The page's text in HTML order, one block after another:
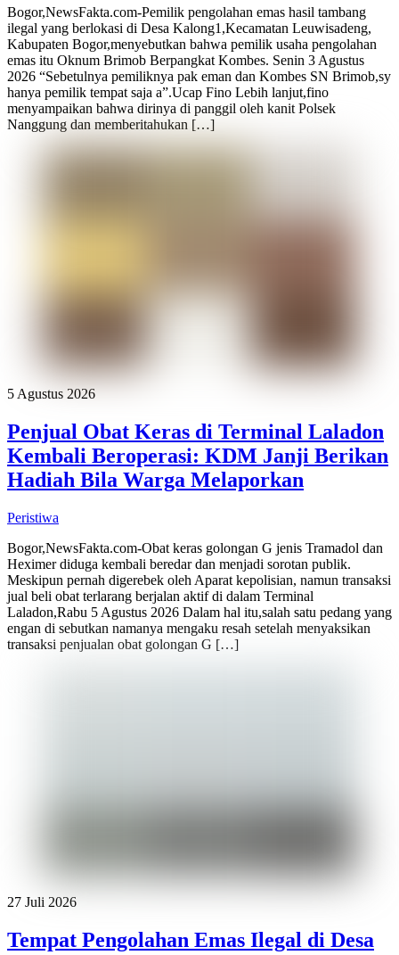
Bogor,NewsFakta.com-Pemilik pengolahan emas hasil tambang
ilegal yang berlokasi di Desa Kalong1,Kecamatan Leuwisadeng,
Kabupaten Bogor,menyebutkan bahwa pemilik usaha pengolahan
emas itu Oknum Brimob Berpangkat Kombes. Senin 3 Agustus
2026 “Sebetulnya pemiliknya pak eman dan Kombes SN Brimob,sy
hanya pemilik tempat saja a”.Ucap Fino Lebih lanjut,fino
menyampaikan bahwa dirinya di panggil oleh kanit Polsek
Nanggung dan memberitahukan […]
5 Agustus 2026
Penjual Obat Keras di Terminal Laladon
Kembali Beroperasi: KDM Janji Berikan
Hadiah Bila Warga Melaporkan
Peristiwa
Bogor,NewsFakta.com-Obat keras golongan G jenis Tramadol dan
Heximer diduga kembali beredar dan menjadi sorotan publik.
Meskipun pernah digerebek oleh Aparat kepolisian, namun transaksi
jual beli obat terlarang berjalan aktif di dalam Terminal
Laladon,Rabu 5 Agustus 2026 Dalam hal itu,salah satu pedang yang
engan di sebutkan namanya mengaku resah setelah menyaksikan
transaksi penjualan obat golongan G […]
27 Juli 2026
Tempat Pengolahan Emas Ilegal di Desa